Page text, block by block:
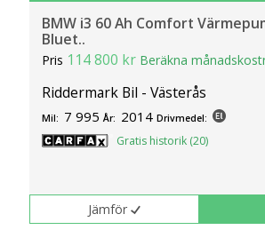
BMW i3 60 Ah Comfort
Bluet..
Pris 114 800 kr Beräkna
Riddermark Bil - Västerås
Mil: 7 995 År: 2014 Drivmedel:
Gratis historik (20)
Jämför